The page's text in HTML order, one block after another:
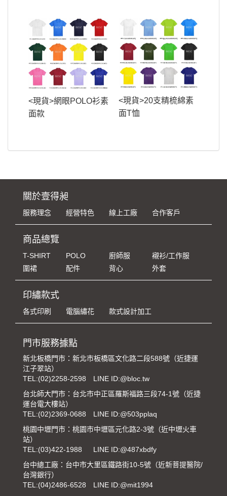
<現貨>網眼POLO衫素
面款
<現貨>20支精梳綿素
面T恤
關於壹得昶
服務理念 經營特色 線上工廠 合作客戶
商品總覽
T-SHIRT POLO 廚師服
襯衫/工作服
圍裙
配件 背心 外套
印繡款式
各式印刷 電腦繡花 款式設計加工
門市服務據點
新北板橋門市：新北市板橋區文化路二段588號（近捷運
江子翠站）
TEL:(02)2258-2598
LINE ID:@bloc.tw
台北師大門市：台北市中正區羅斯福路三段74-1號（近捷
運台電大樓站）
TEL:(02)2369-0688
LINE ID:@503pplaq
桃園中壢門市：桃園市中壢區元化路2-3號（近中壢火車
站）
TEL:(03)422-1988
LINE ID:@487xbdfy
台中總工廠：台中市大里區鐵路街10-5號（近新菩提醫院/
台灣銀行）
TEL:(04)2486-6528
LINE ID:@mit1994